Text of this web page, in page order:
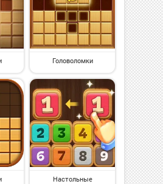
Головоломки
Настольные